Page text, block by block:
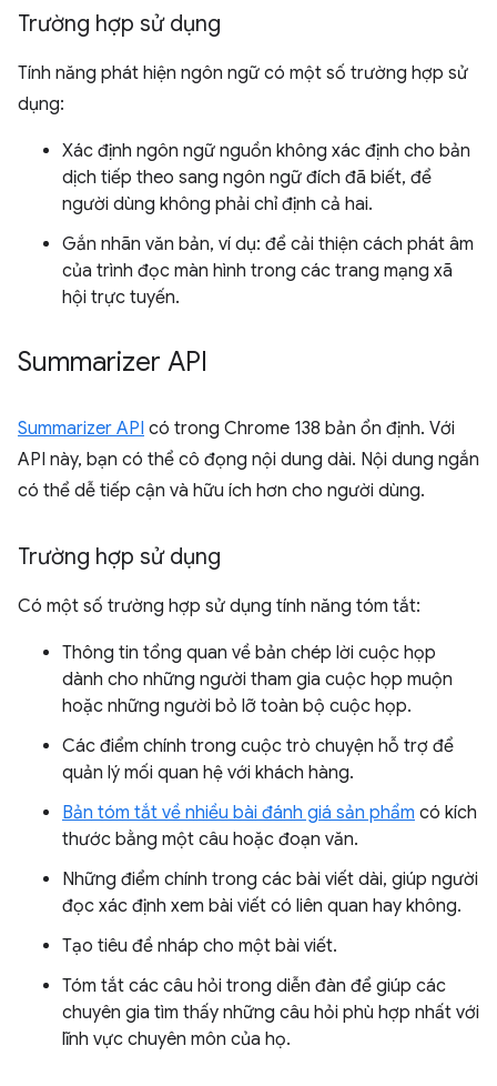
Trường hợp sử dụng
Tính năng phát hiện ngôn ngữ có một số trường hợp sử
dụng:
Xác định ngôn ngữ nguồn không xác định cho bản
dịch tiếp theo sang ngôn ngữ đích đã biết, để
người dùng không phải chỉ định cả hai.
Gắn nhãn văn bản, ví dụ: để cải thiện cách phát âm
của trình đọc màn hình trong các trang mạng xã
hội trực tuyến.
Summarizer API
Summarizer API có trong Chrome 138 bản ổn định. Với
API này, bạn có thể cô đọng nội dung dài. Nội dung ngắn
có thể dễ tiếp cận và hữu ích hơn cho người dùng.
Trường hợp sử dụng
Có một số trường hợp sử dụng tính năng tóm tắt:
Thông tin tổng quan về bản chép lời cuộc họp
dành cho những người tham gia cuộc họp muộn
hoặc những người bỏ lỡ toàn bộ cuộc họp.
Các điểm chính trong cuộc trò chuyện hỗ trợ để
quản lý mối quan hệ với khách hàng.
Bản tóm tắt về nhiều bài đánh giá sản phẩm có kích
thước bằng một câu hoặc đoạn văn.
Những điểm chính trong các bài viết dài, giúp người
đọc xác định xem bài viết có liên quan hay không.
Tạo tiêu đề nháp cho một bài viết.
Tóm tắt các câu hỏi trong diễn đàn để giúp các
chuyên gia tìm thấy những câu hỏi phù hợp nhất với
lĩnh vực chuyên môn của họ.